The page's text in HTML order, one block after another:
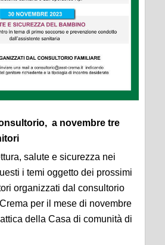
a novembre tre
salute e sicurezza nei
i temi oggetto dei prossimi
organizzati dal consultorio
per il mese di novembre
della Casa di comunità di